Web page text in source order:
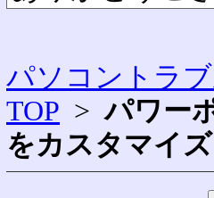
パソコントラ
TOP >パワー
をカスタマイズ